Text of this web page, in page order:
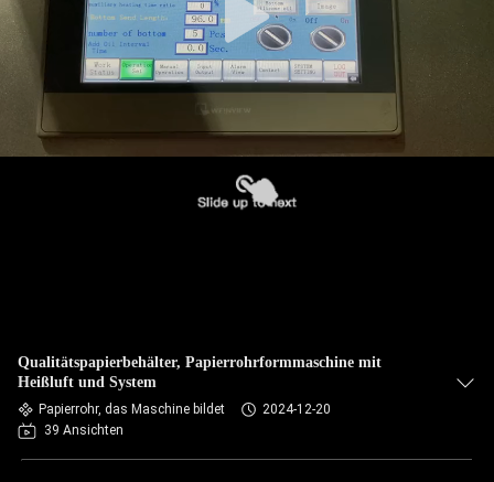
Qualitätspapierbehälter, Papierrohrformmaschine mit
Heißluft und System
Papierrohr, das Maschine bildet
2024-12-20
39 Ansichten